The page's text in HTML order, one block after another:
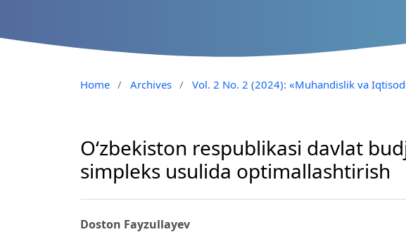
Home / Archives / Vol. 2 No. 2 (2024): «Muhandislik va
O‘zbekiston respublikasi davlat
simpleks usulida optimallashtirish
Doston Fayzullayev